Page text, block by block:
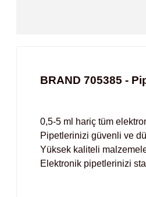
BRAND 705385 -
0,5-5 ml hariç tüm
Pipetlerinizi güvenli ve
Yüksek kaliteli
Elektronik pipetlerinizi